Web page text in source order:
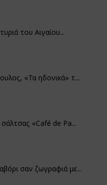
του Αιγαίου...
«Τα ηδονικά» τ...
«Café de Pa...
σαν ζωγραφιά με...